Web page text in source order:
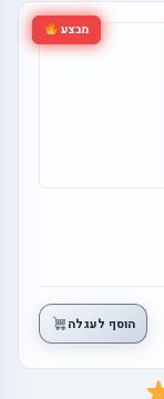
מבצע
הוסף לעגלה